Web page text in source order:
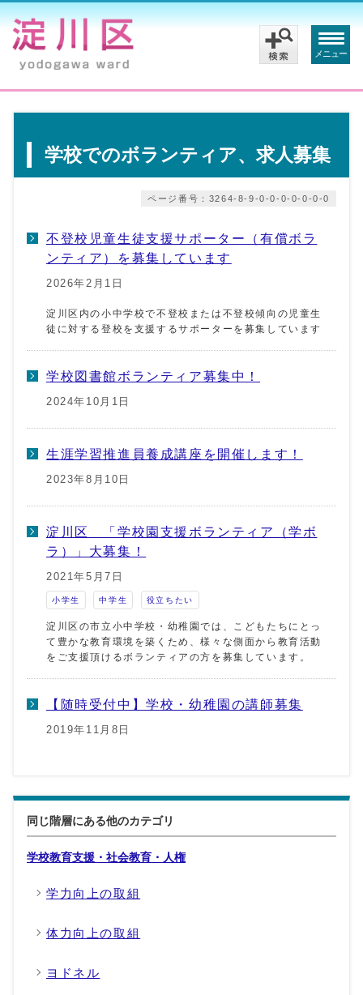
メニュー
学校でのボランティア、求人募集
ページ番号：3264-8-9-0-0-0-0-0-0-0
不登校児童生徒支援サポーター（有償ボラ
ンティア）を募集しています
2026年2月1日
淀川区内の小中学校で不登校または不登校傾向の児童生
徒に対する登校を支援するサポーターを募集しています
学校図書館ボランティア募集中！
2024年10月1日
生涯学習推進員養成講座を開催します！
2023年8月10日
淀川区 「学校園支援ボランティア（学ボ
ラ）」大募集！
2021年5月7日
小学生 中学生 役立ちたい
淀川区の市立小中学校・幼稚園では、こどもたちにとっ
て豊かな教育環境を築くため、様々な側面から教育活動
をご支援頂けるボランティアの方を募集しています。
【随時受付中】学校・幼稚園の講師募集
2019年11月8日
同じ階層にある他のカテゴリ
学校教育支援・社会教育・人権
学力向上の取組
体力向上の取組
ヨドネル